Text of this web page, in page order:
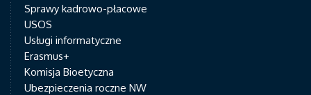
Sprawy kadrowo-płacowe
USOS
Usługi informatyczne
Erasmus+
Komisja Bioetyczna
Ubezpieczenia roczne NW